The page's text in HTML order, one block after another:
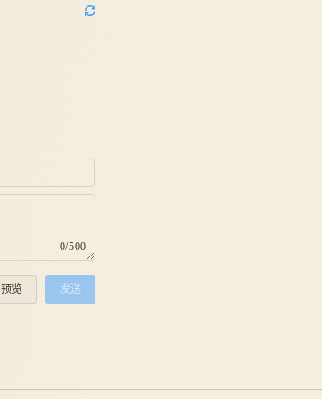
0/500
预览 发送